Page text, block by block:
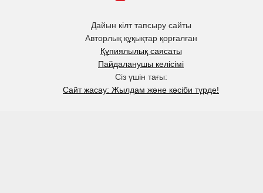
Дайын кілт тапсыру сайты
Авторлық құқықтар қорғалған
Құпиялылық саясаты
Пайдаланушы келісімі
Сіз үшін тағы:
Сайт жасау: Жылдам және кәсіби түрде!